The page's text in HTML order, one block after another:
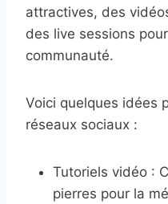
attractives, des
des live sessions
communauté.
Voici quelques idées
réseaux sociaux :
Tutoriels vidéo :
pierres pour la